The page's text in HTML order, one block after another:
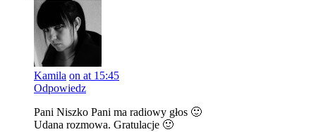
Kamila on at 15:45
Odpowiedz
Pani Niszko Pani ma radiowy głos 🙂
Udana rozmowa. Gratulacje 🙂